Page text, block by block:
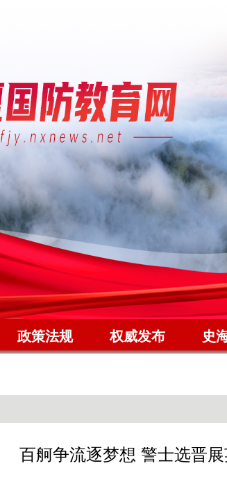
政策法规 权威发布 史
百舸争流逐梦想 警士选晋